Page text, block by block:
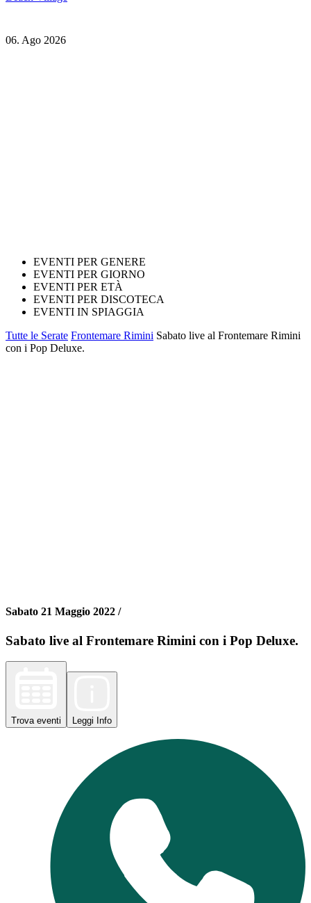
06. Ago 2026
EVENTI PER GENERE
EVENTI PER GIORNO
EVENTI PER ETÀ
EVENTI PER DISCOTECA
EVENTI IN SPIAGGIA
Tutte le Serate Frontemare Rimini Sabato live al Frontemare Rimini
con i Pop Deluxe.
Sabato 21 Maggio 2022 /
Sabato live al Frontemare Rimini con i Pop Deluxe.
Trova eventi Leggi Info